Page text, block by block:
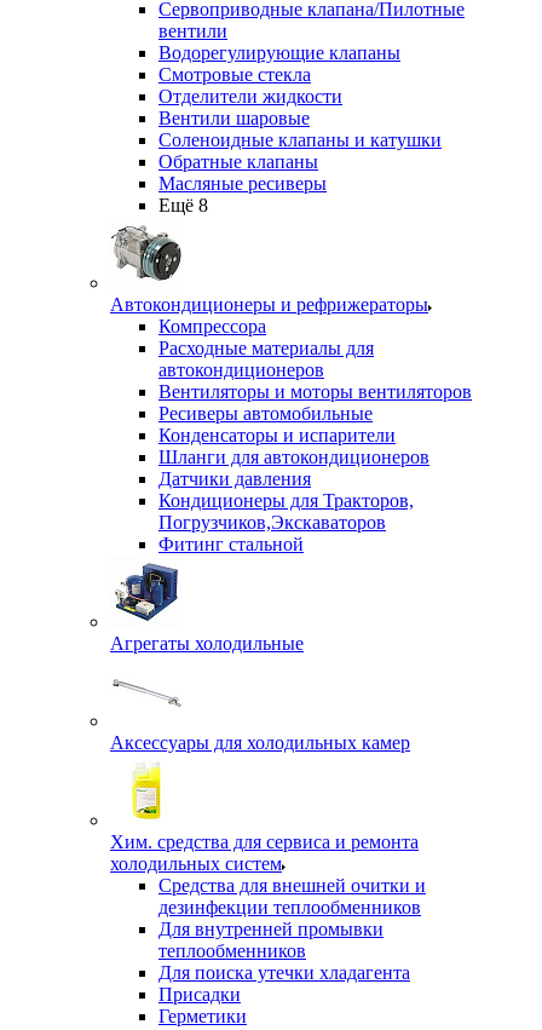
Сервоприводные клапана/Пилотные
вентили
Водорегулирующие клапаны
Смотровые стекла
Отделители жидкости
Вентили шаровые
Соленоидные клапаны и катушки
Обратные клапаны
Масляные ресиверы
Ещё 8
Автокондиционеры и рефрижераторы
Компрессора
Расходные материалы для
автокондиционеров
Вентиляторы и моторы вентиляторов
Ресиверы автомобильные
Конденсаторы и испарители
Шланги для автокондиционеров
Датчики давления
Кондиционеры для Тракторов,
Погрузчиков,Экскаваторов
Фитинг стальной
Агрегаты холодильные
Аксессуары для холодильных камер
Хим. средства для сервиса и ремонта
холодильных систем
Средства для внешней очитки и
дезинфекции теплообменников
Для внутренней промывки
теплообменников
Для поиска утечки хладагента
Присадки
Герметики